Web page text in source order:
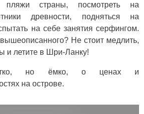
пляжи страны, посмотреть на
древности, подняться на
на себе занятия серфингом.
Не стоит медлить,
и летите в Шри-Ланку!
но ёмко, о ценах и
на острове.